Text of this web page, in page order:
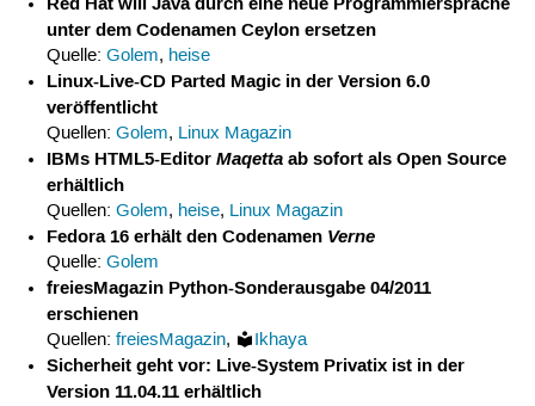
unter dem Codenamen Ceylon ersetzen
Quelle:Golem, heise
Linux-Live-CD Parted Magic in der Version 6.0
veröffentlicht
Quellen:Golem, Linux Magazin
IBMs HTML5-EditorMaqetta ab sofort als Open Source
erhältlich
Quellen:Golem, heise, Linux Magazin
Fedora 16 erhält den Codenamen Verne
Quelle:Golem
freiesMagazin Python-Sonderausgabe 04/2011
erschienen
Quellen:freiesMagazin, Ikhaya
Sicherheit geht vor: Live-System Privatix ist in der
Version 11.04.11 erhältlich